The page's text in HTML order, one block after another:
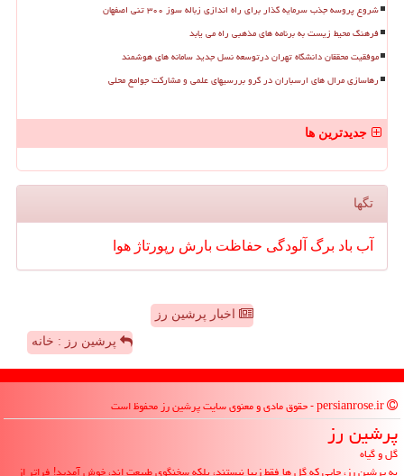
شروع پروسه جذب سرمایه گذار برای راه اندازی زباله سوز ۳۰۰ تنی اصفهان
فرهنگ محیط زیست به برنامه های مذهبی راه می یابد
موفقیت محققان دانشگاه تهران درتوسعه نسل جدید سامانه های هوشمند
رهاسازی مرال های ارسباران در گرو بررسیهای علمی و مشارکت جوامع محلی
جدیدترین ها
تگها
آب باد برگ آلودگی حفاظت بارش رپورتاژ هوا
اخبار پرشین رز
پرشین رز : خانه
پرشین رز
گل و گیاه